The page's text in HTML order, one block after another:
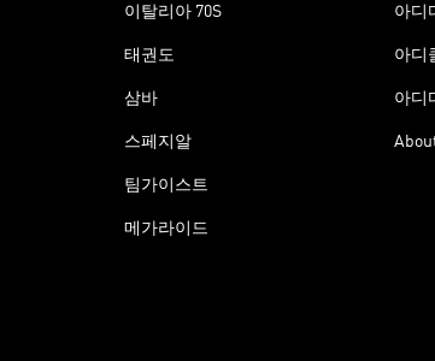
이탈리아 70S
태권도
삼바
스페지알
팀가이스트
메가라이드
아디
아디
아디